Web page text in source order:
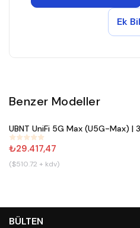
Ek
Benzer Modeller
#845
UBNT UniFi 5G Max (U5G-Max) |
₺29.417,47
($510.72 + kdv)
BÜLTEN